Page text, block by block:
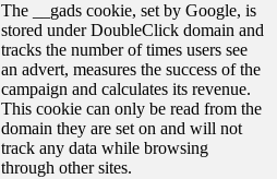
The __gads cookie, set by Google, is
stored under DoubleClick domain and
tracks the number of times users see
an advert, measures the success of the
campaign and calculates its revenue.
This cookie can only be read from the
domain they are set on and will not
track any data while browsing
through other sites.